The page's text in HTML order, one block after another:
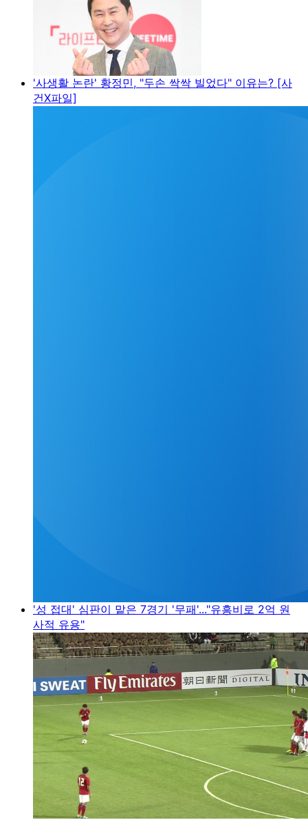
'사생활 논란' 황정민, "두손 싹싹 빌었다" 이유는? [사
건X파일]
'성 접대' 심판이 맡은 7경기 '무패'..."유흥비로 2억 원
사적 유용"